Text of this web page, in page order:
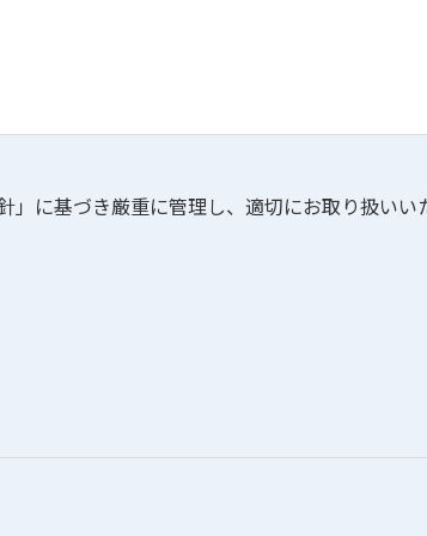
」に基づき厳重に管理し、適切にお取り扱いい